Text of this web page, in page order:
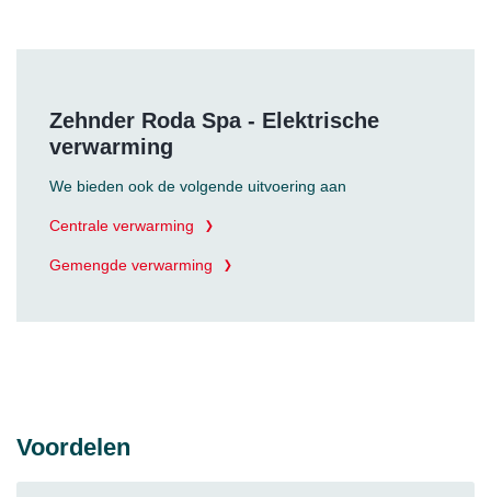
Zehnder Roda Spa - Elektrische
verwarming
We bieden ook de volgende uitvoering aan
Centrale verwarming
Gemengde verwarming
Voordelen